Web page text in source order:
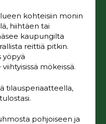
kohteisiin monin
hiihtäen tai
kaupungilta
reittiä pitkin.
yöpyä
mökeissä.
tilausperiaatteella,
pohjoiseen ja